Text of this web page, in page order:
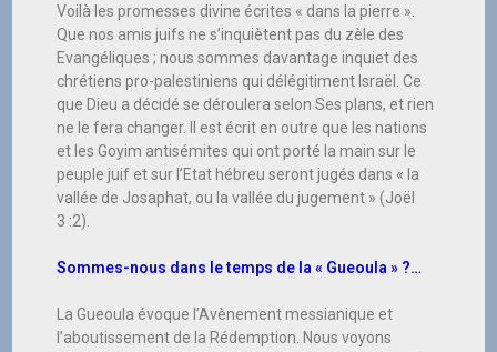
Voilà les promesses divine écrites « dans la pierre ».
Que nos amis juifs ne s’inquiètent pas du zèle des
Evangéliques ; nous sommes davantage inquiet des
chrétiens pro-palestiniens qui délégitiment Israël. Ce
que Dieu a décidé se déroulera selon Ses plans, et rien
ne le fera changer. Il est écrit en outre que les nations
et les Goyim antisémites qui ont porté la main sur le
peuple juif et sur l’Etat hébreu seront jugés dans « la
vallée de Josaphat, ou la vallée du jugement » (Joël
3 :2).
Sommes-nous dans le temps de la « Gueoula » ?…
La Gueoula évoque l’Avènement messianique et
l’aboutissement de la Rédemption. Nous voyons